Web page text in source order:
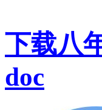
下载八
doc